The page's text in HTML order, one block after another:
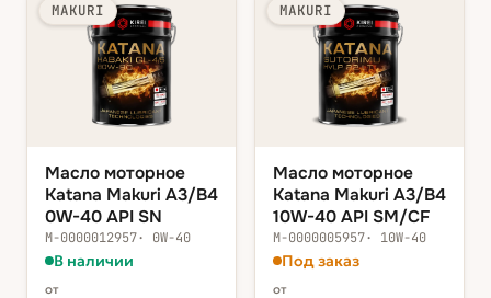
MAKURI
Масло моторное
Katana Makuri A3/B4
0W-40 API SN
М-0000012957· 0W-40
В наличии
от
MAKURI
Масло моторное
Katana Makuri A3/B4
10W-40 API SM/CF
М-0000005957· 10W-40
Под заказ
от